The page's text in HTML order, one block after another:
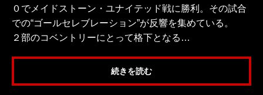
０でメイドストーン・ユナイテッド戦に勝利。その試合
での“ゴールセレブレーション”が反響を集めている。
２部のコベントリーにとって格下となる…
続きを読む